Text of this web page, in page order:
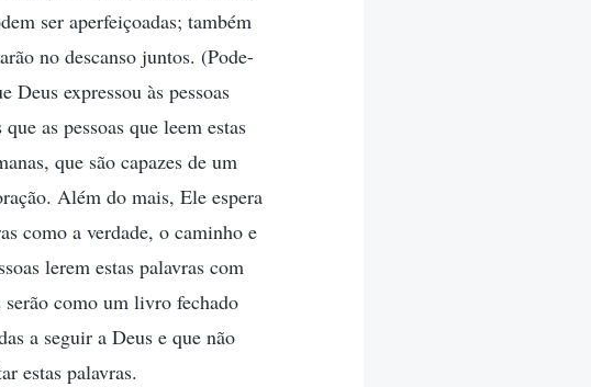
ser aperfeiçoadas; também
no descanso juntos. (Pode-
Deus expressou às pessoas
as pessoas que leem estas
que são capazes de um
Além do mais, Ele espera
como a verdade, o caminho e
lerem estas palavras com
serão como um livro fechado
a seguir a Deus e que não
estas palavras.